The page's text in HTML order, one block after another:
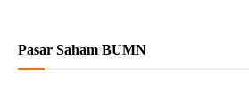
Pasar Saham BUMN